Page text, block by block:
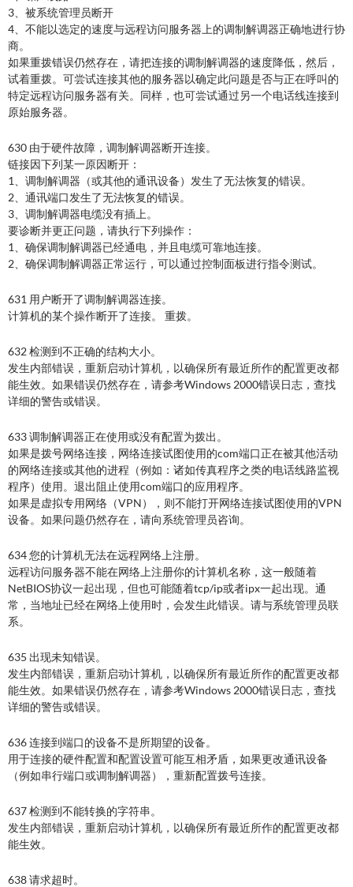
3、被系统管理员断开
4、不能以选定的速度与远程访问服务器上的调制解调器正确地进行协
商。
如果重拨错误仍然存在，请把连接的调制解调器的速度降低，然后，
试着重拨。可尝试连接其他的服务器以确定此问题是否与正在呼叫的
特定远程访问服务器有关。同样，也可尝试通过另一个电话线连接到
原始服务器。
630 由于硬件故障，调制解调器断开连接。
链接因下列某一原因断开：
1、调制解调器（或其他的通讯设备）发生了无法恢复的错误。
2、通讯端口发生了无法恢复的错误。
3、调制解调器电缆没有插上。
要诊断并更正问题，请执行下列操作：
1、确保调制解调器已经通电，并且电缆可靠地连接。
2、确保调制解调器正常运行，可以通过控制面板进行指令测试。
631 用户断开了调制解调器连接。
计算机的某个操作断开了连接。 重拨。
632 检测到不正确的结构大小。
发生内部错误，重新启动计算机，以确保所有最近所作的配置更改都
能生效。如果错误仍然存在，请参考Windows 2000错误日志，查找
详细的警告或错误。
633 调制解调器正在使用或没有配置为拨出。
如果是拨号网络连接，网络连接试图使用的com端口正在被其他活动
的网络连接或其他的进程（例如：诸如传真程序之类的电话线路监视
程序）使用。退出阻止使用com端口的应用程序。
如果是虚拟专用网络（VPN），则不能打开网络连接试图使用的VPN
设备。如果问题仍然存在，请向系统管理员咨询。
634 您的计算机无法在远程网络上注册。
远程访问服务器不能在网络上注册你的计算机名称，这一般随着
NetBIOS协议一起出现，但也可能随着tcp/ip或者ipx一起出现。通
常，当地址已经在网络上使用时，会发生此错误。请与系统管理员联
系。
635 出现未知错误。
发生内部错误，重新启动计算机，以确保所有最近所作的配置更改都
能生效。如果错误仍然存在，请参考Windows 2000错误日志，查找
详细的警告或错误。
636 连接到端口的设备不是所期望的设备。
用于连接的硬件配置和配置设置可能互相矛盾，如果更改通讯设备
（例如串行端口或调制解调器），重新配置拨号连接。
637 检测到不能转换的字符串。
发生内部错误，重新启动计算机，以确保所有最近所作的配置更改都
能生效。
638 请求超时。